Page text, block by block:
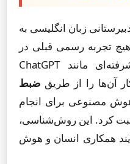
زبان انگلیسی به
تجربه رسمی قبلی در
استفاده از چت‌بات‌های پیشرفته‌ای مانند ChatGPT
آن‌ها را از طریق ضبط
مصنوعی برای انجام
کرد. این روش‌شناسی،
همکاری انسان و هوش